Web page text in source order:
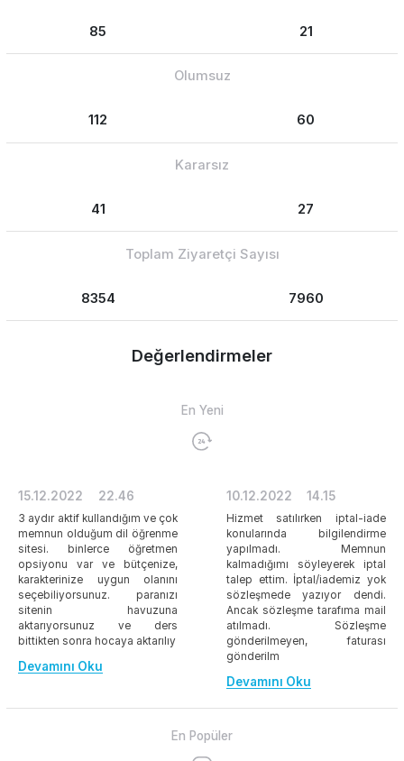
85 21
Olumsuz
112 60
Kararsız
41 27
Toplam Ziyaretçi Sayısı
8354 7960
Değerlendirmeler
En Yeni
15.12.2022 22.46
3 aydır aktif kullandığım ve çok
memnun olduğum dil öğrenme
sitesi. binlerce öğretmen
opsiyonu var ve bütçenize,
karakterinize uygun olanını
seçebiliyorsunuz. paranızı
sitenin havuzuna
aktarıyorsunuz ve ders
bittikten sonra hocaya aktarılıy
Devamını Oku
10.12.2022 14.15
Hizmet satılırken iptal-iade
konularında bilgilendirme
yapılmadı. Memnun
kalmadığımı söyleyerek iptal
talep ettim. İptal/iademiz yok
sözleşmede yazıyor dendi.
Ancak sözleşme tarafıma mail
atılmadı. Sözleşme
gönderilmeyen, faturası
gönderilm
Devamını Oku
En Popüler